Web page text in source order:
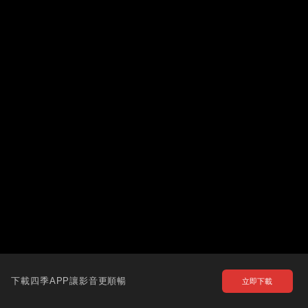
下載四季APP讓影音更順暢 立即下載